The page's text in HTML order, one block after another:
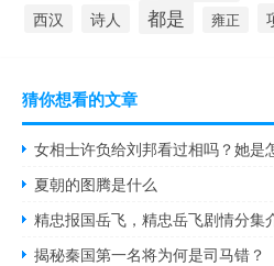
西汉 诗人 都是 雍正
猜你想看的文章
女相士许负给刘邦看过相吗？她是
夏朝的图腾是什么
精忠报国岳飞，精忠岳飞剧情分集
揭秘秦国第一名将为何是司马错？